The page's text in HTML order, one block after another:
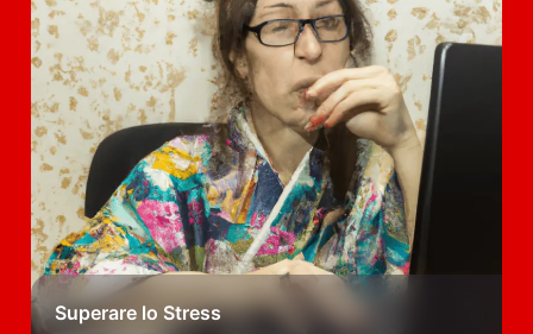
Superare lo Stress